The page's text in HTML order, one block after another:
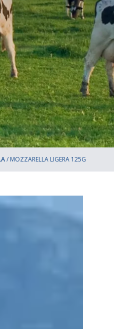
/ MOZZARELLA LIGERA 125G